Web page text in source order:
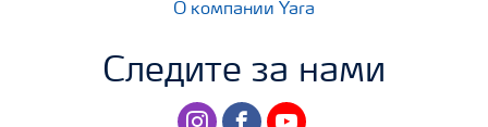
О компании Yara
Следите за нами
instagramfacebookyoutube